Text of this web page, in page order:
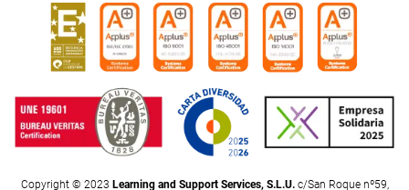
Copyright © 2023 Learning and Support Services, S.L.U.c/San Roque nº59,